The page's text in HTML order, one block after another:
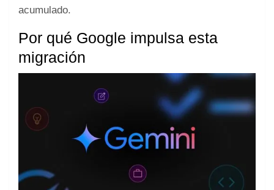
acumulado.
Por qué Google impulsa esta
migración